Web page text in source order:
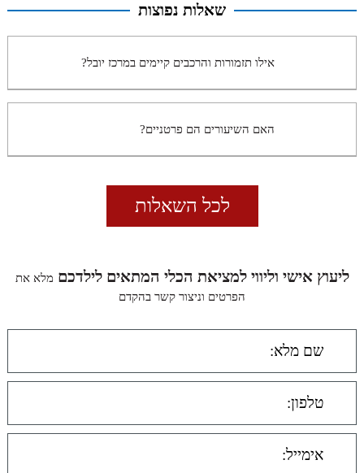
שאלות נפוצות
אילו תזמורות והרכבים קיימים במרכז יובל?
האם השיעורים הם פרטניים?
לכל השאלות
ליעוץ אישי וליווי למציאת הכלי המתאים לילדכם מלא את
הפרטים וניצור קשר בהקדם